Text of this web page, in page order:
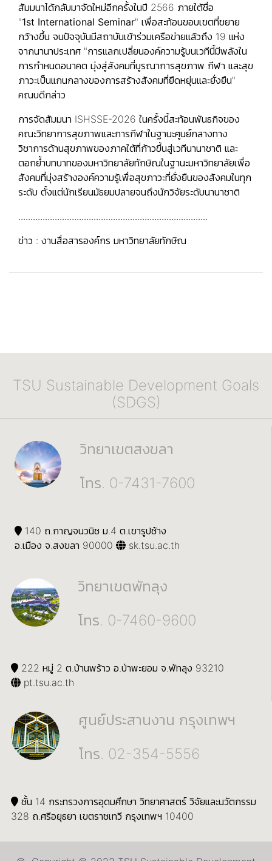
สัมมนาได้กลับมาจัดใหม่อีกครั้งในปี 2566 ภายใต้ชื่อ
"1st International Seminar" เพื่อสะท้อนขอบเขตที่ขยาย
กว้างขึ้น จนปัจจุบันมีสถาบันเข้าร่วมเครือข่ายแล้วถึง 19 แห่ง
จากนานาประเทศ "การแลกเปลี่ยนองค์ความรู้บนเวทีนี้มีพลังใน
การกำหนดอนาคต มุ่งสู่สังคมที่บูรณาการสุขภาพ กีฬา และสุข
ภาวะเป็นแกนกลางของการสร้างสังคมที่ยืดหยุ่นและยั่งยืน"
คณบดีกล่าว
การจัดสัมมนา ISHSSE-2026 ในครั้งนี้สะท้อนพันธกิจของ
คณะวิทยาการสุขภาพและการกีฬาในฐานะศูนย์กลางทาง
วิชาการด้านสุขภาพของภาคใต้ที่ก้าวขึ้นสู่เวทีนานาชาติ และ
ตอกย้ำบทบาทของมหาวิทยาลัยทักษิณในฐานะมหาวิทยาลัยเพื่อ
สังคมที่มุ่งสร้างองค์ความรู้เพื่อสุขภาวะที่ยั่งยืนของสังคมในทุก
ระดับ ตั้งแต่นักเรียนมัธยมปลายจนถึงนักวิจัยระดับนานาชาติ
ข่าว : งานสื่อสารองค์กร มหาวิทยาลัยทักษิณ
TSU Sustainable Development Goals
(SDGS)
วิทยาเขตสงขลา
โทร. 0-7431-7600
140 ถ.กาญจนวนิช ม.4 ต.เขารูปช้าง
อ.เมือง จ.สงขลา 90000
sk.tsu.ac.th
วิทยาเขตพัทลุง
โทร. 0-7460-9600
222 หมู่ 2 ต.บ้านพร้าว อ.ป่าพะยอม จ.พัทลุง 93210
pt.tsu.ac.th
ศูนย์ประสานงาน กรุงเทพฯ
โทร. 02-354-5556
ชั้น 14 กระทรวงการอุดมศึกษา วิทยาศาสตร์ วิจัยและนวัตกรรม
328 ถ.ศรีอยุธยา เขตราชเทวี กรุงเทพฯ 10400